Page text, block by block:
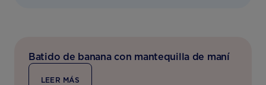
Batido de banana con mantequilla de maní
LEER MÁS